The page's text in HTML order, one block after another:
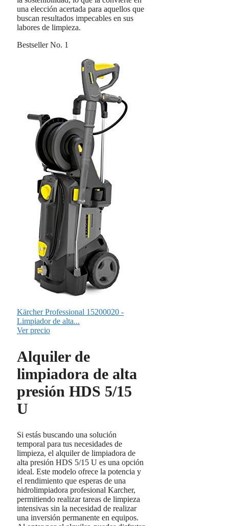
una elección acertada para aquellos que
buscan resultados impecables en sus
labores de limpieza.
Bestseller No. 1
Kärcher Professional 15200020 -
Limpiador de alta...
Ver precio
Alquiler de
limpiadora de alta
presión HDS 5/15
U
Si estás buscando una solución
temporal para tus necesidades de
limpieza, el alquiler de limpiadora de
alta presión HDS 5/15 U es una opción
ideal. Este modelo ofrece la potencia y
el rendimiento que esperas de una
hidrolimpiadora profesional Karcher,
permitiendo realizar tareas de limpieza
intensivas sin la necesidad de realizar
una inversión permanente en equipos.